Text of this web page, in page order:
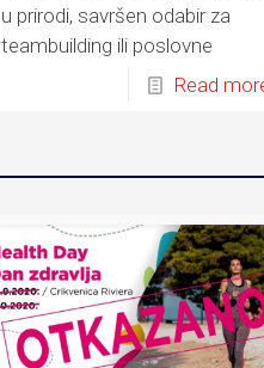
u prirodi, savršen odabir za
teambuilding ili poslovne
susrete u zelenom okruženju.
Read